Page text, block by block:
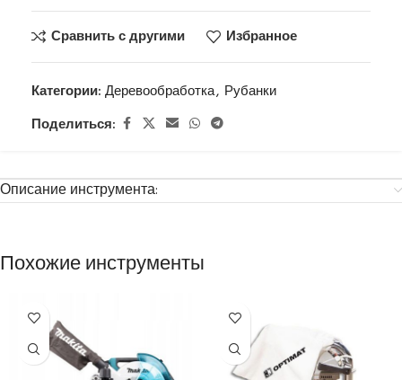
Сравнить с другими Избранное
Категории: Деревообработка, Рубанки
Поделиться:
Описание инструмента:
Похожие инструменты